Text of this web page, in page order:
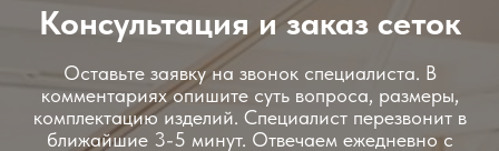
Консультация и заказ сеток
Оставьте заявку на звонок специалиста. В
комментариях опишите суть вопроса, размеры,
комплектацию изделий. Специалист перезвонит в
ближайшие 3-5 минут. Отвечаем ежедневно с